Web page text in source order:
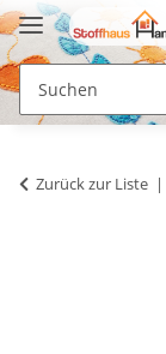
Zurück zur Liste